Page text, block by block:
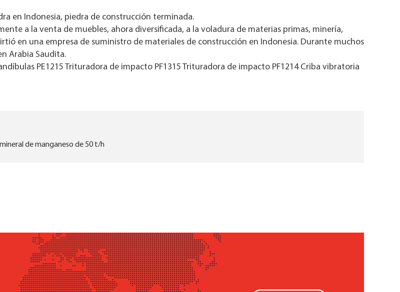
en Indonesia, piedra de construcción terminada.
a la venta de muebles, ahora diversificada, a la voladura de materias primas, minería,
en una empresa de suministro de materiales de construcción en Indonesia. Durante muchos
Arabia Saudita.
PE1215 Trituradora de impacto PF1315 Trituradora de impacto PF1214 Criba vibratoria
de manganeso de 50 t/h